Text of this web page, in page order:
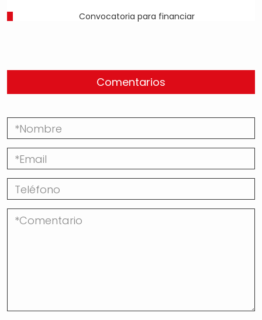
Convocatoria para financiar
Comentarios